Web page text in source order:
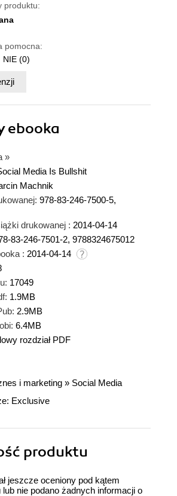
produktu:
pomocna:
NIE (0)
ebooka
»
Media Is Bullshit
Machnik
978-83-246-7500-5,
drukowanej : 2014-04-14
83-246-7501-2, 9788324675012
: 2014-04-14
17049
1.9MB
2.9MB
6.4MB
rozdział PDF
i marketing » Social Media
Exclusive
produktu
jeszcze oceniony pod kątem
lub nie podano żadnych informacji o